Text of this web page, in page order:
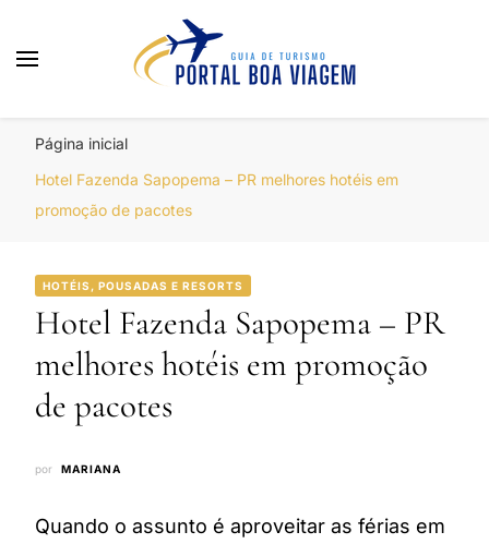
Página inicial
Hotel Fazenda Sapopema – PR melhores hotéis em
promoção de pacotes
HOTÉIS, POUSADAS E RESORTS
Hotel Fazenda Sapopema – PR
melhores hotéis em promoção
de pacotes
por MARIANA
Quando o assunto é aproveitar as férias em